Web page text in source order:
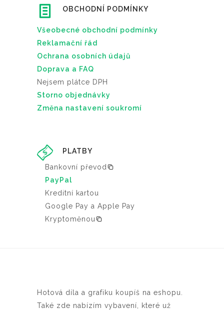
OBCHODNÍ PODMÍNKY
Všeobecné obchodní podmínky
Reklamační řád
Ochrana osobních údajů
Doprava a FAQ
Nejsem plátce DPH
Storno objednávky
Změna nastavení soukromí
PLATBY
Bankovní převod
PayPal
Kreditní kartou
Google Pay a Apple Pay
Kryptoměnou
Hotová díla a grafiku koupíš na eshopu.
Také zde nabízím vybavení, které už